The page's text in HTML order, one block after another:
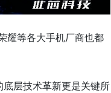
耀等各大手机厂商也都
层技术革新更是关键所